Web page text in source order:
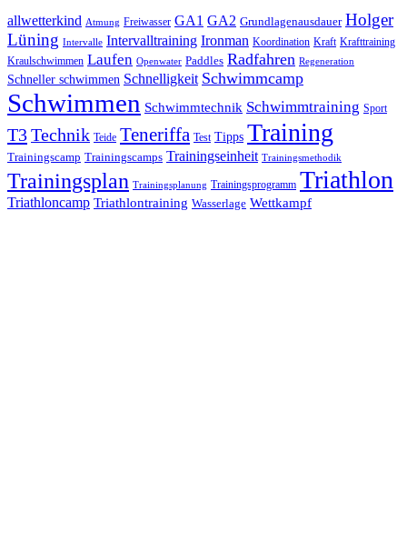
allwetterkind Atmung Freiwasser GA1 GA2 Grundlagenausdauer Holger
Lüning Intervalle Intervalltraining Ironman Koordination Kraft Krafttraining
Kraulschwimmen Laufen Openwater Paddles Radfahren Regeneration
Schneller schwimmen Schnelligkeit Schwimmcamp
Schwimmen Schwimmtechnik Schwimmtraining Sport
T3Technik Teide Teneriffa Test Tipps Training
Trainingscamp Trainingscamps Trainingseinheit Trainingsmethodik
Trainingsplan Trainingsplanung Trainingsprogramm Triathlon
Triathloncamp Triathlontraining Wasserlage Wettkampf